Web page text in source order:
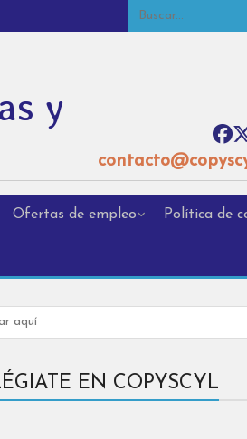
y
Ofertas de empleo Política de
EN COPYSCYL